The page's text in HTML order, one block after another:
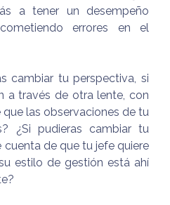
a tener un desempeño
errores en el
cambiar tu perspectiva, si
a través de otra lente, con
las observaciones de tu
¿Si pudieras cambiar tu
de que tu jefe quiere
estilo de gestión está ahí